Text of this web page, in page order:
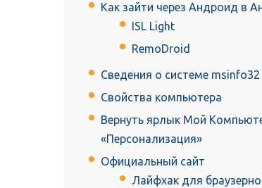
Как зайти через Андроид в
ISL Light
RemoDroid
Сведения о системе msinfo32
Свойства компьютера
Вернуть ярлык Мой
«Персонализация»
Официальный сайт
Лайфхак для